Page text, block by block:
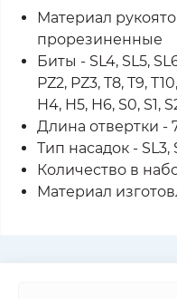
Материал
прорезиненные
Биты - SL4, SL5,
PZ2, PZ3, T8, T9,
H4, H5, H6, S0, S1,
Длина отвертки -
Тип насадок - SL3,
Количество в
Материал